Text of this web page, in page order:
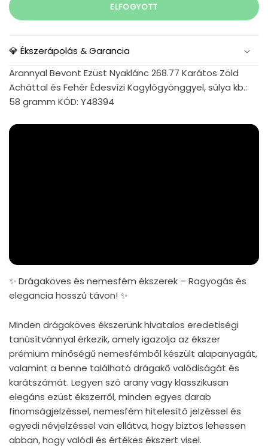
ELFOGYOTT
💎 Ékszerápolás & Garancia
Arannyal Bevont Ezüst Nyaklánc 268.77 Karátos Zöld
Acháttal és Fehér Édesvízi Kagylógyönggyel, súlya kb.:
58 gramm KÓD: Y48394
✨ Drágaköves és nemesfém ékszerek – Ragyogás és
elegancia hosszú távon! ✨
Minden drágaköves ékszerünk hivatalos eredetiségi
tanúsítvánnyal érkezik, amely igazolja az ékszer
prémium minőségű nemesfémből készült alapanyagát,
valamint a benne található drágakő valódiságát és
karátszámát. Legyen szó arany vagy klasszikusan
elegáns ezüst ékszerről, minden egyes darab
finomságjelzéssel, nemesfém hitelesítő jelzéssel és
egyedi névjelzéssel van ellátva, hogy biztos lehessen
abban, hogy valódi és értékes ékszert visel.